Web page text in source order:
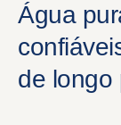
Água
de longo